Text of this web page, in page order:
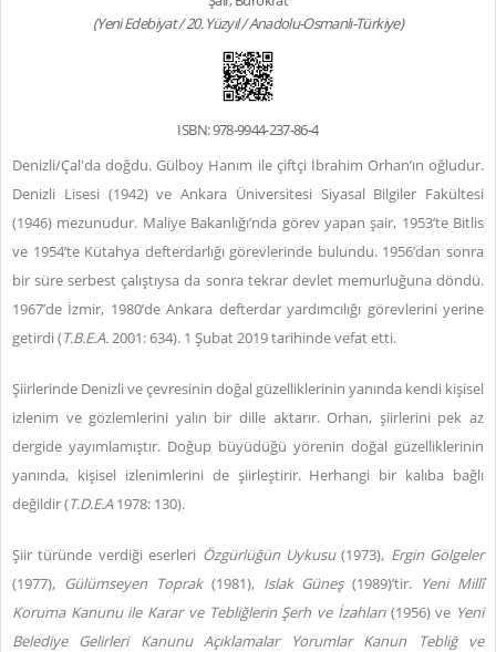
(Yeni Edebiyat / 20. Yüzyıl / Anadolu-Osmanlı-Türkiye)
ISBN: 978-9944-237-86-4
Denizli/Çal'da doğdu. Gülboy Hanım ile çiftçi İbrahim Orhan’ın oğludur.
Denizli Lisesi (1942) ve Ankara Üniversitesi Siyasal Bilgiler Fakültesi
(1946) mezunudur. Maliye Bakanlığı’nda görev yapan şair, 1953’te Bitlis
ve 1954’te Kütahya defterdarlığı görevlerinde bulundu. 1956’dan sonra
bir süre serbest çalıştıysa da sonra tekrar devlet memurluğuna döndü.
1967’de İzmir, 1980’de Ankara defterdar yardımcılığı görevlerini yerine
getirdi (T.B.E.A.2001: 634). 1 Şubat 2019 tarihinde vefat etti.
Şiirlerinde Denizli ve çevresinin doğal güzelliklerinin yanında kendi kişisel
izlenim ve gözlemlerini yalın bir dille aktarır. Orhan, şiirlerini pek az
dergide yayımlamıştır. Doğup büyüdüğü yörenin doğal güzelliklerinin
yanında, kişisel izlenimlerini de şiirleştirir. Herhangi bir kalıba bağlı
değildir (T.D.E.A 1978: 130).
Şiir türünde verdiği eserleri Özgürlüğün Uykusu(1973), Ergin Gölgeler
(1977), Gülümseyen Toprak (1981), Islak Güneş(1989)’tir. Yeni Millî
Koruma Kanunu ile Karar ve Tebliğlerin Şerh ve İzahları (1956) ve Yeni
Belediye Gelirleri Kanunu Açıklamalar Yorumlar Kanun Tebliğ ve